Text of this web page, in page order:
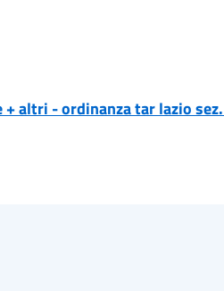
altri - ordinanza tar lazio